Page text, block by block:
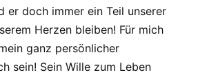
er doch immer ein Teil unserer
Herzen bleiben! Für mich
ganz persönlicher
sein! Sein Wille zum Leben